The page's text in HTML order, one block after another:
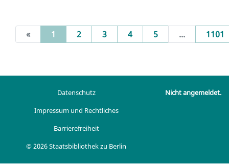
« 1 (current)
2 3 4 5 ... 1101
Datenschutz
Impressum und Rechtliches
Barrierefreiheit
© 2026 Staatsbibliothek zu Berlin
Nicht angemeldet.